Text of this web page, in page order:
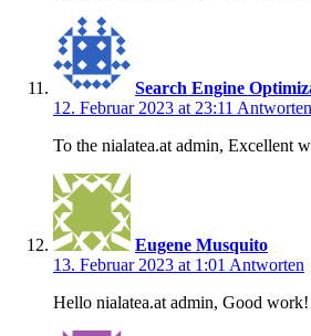
Search Engine
12. Februar 2023 at 23:11 Antworten
To the nialatea.at admin, Excellent
Eugene Musquito
13. Februar 2023 at 1:01 Antworten
Hello nialatea.at admin, Good work!